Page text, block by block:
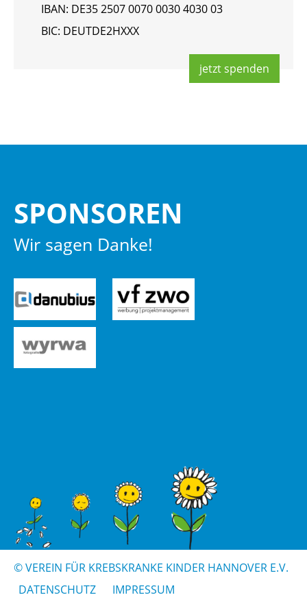
IBAN: DE35 2507 0070 0030 4030 03
BIC: DEUT­DE2HXXX
jetzt spen­den
SPON­SO­REN
Wir sagen Danke!
© VER­EIN FÜR KREBS­KRAN­KE KIN­DER HAN­NO­VER E.V.
DA­TEN­SCHUTZ
IM­PRES­SUM